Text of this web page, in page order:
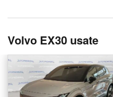
Volvo EX30 usate